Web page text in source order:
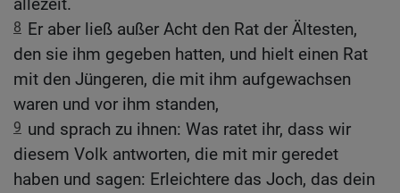
allezeit.
8 Er aber ließ außer Acht den Rat der Ältesten,
den sie ihm gegeben hatten, und hielt einen Rat
mit den Jüngeren, die mit ihm aufgewachsen
waren und vor ihm standen,
9 und sprach zu ihnen: Was ratet ihr, dass wir
diesem Volk antworten, die mit mir geredet
haben und sagen: Erleichtere das Joch, das dein